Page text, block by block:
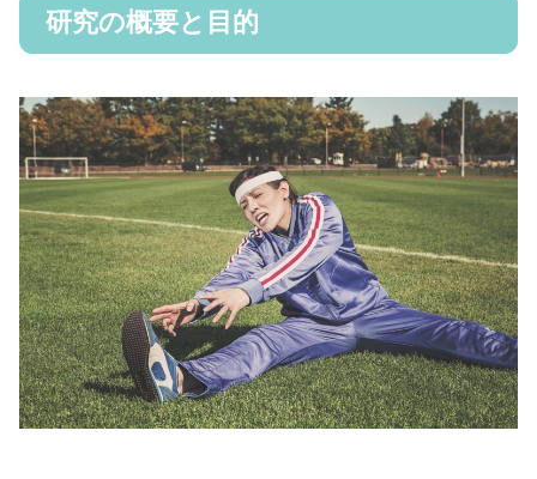
研究の概要と目的